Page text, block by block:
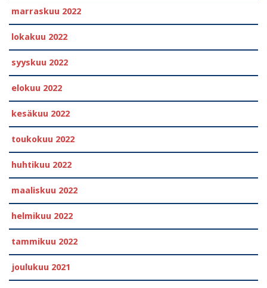
marraskuu 2022
lokakuu 2022
syyskuu 2022
elokuu 2022
kesäkuu 2022
toukokuu 2022
huhtikuu 2022
maaliskuu 2022
helmikuu 2022
tammikuu 2022
joulukuu 2021